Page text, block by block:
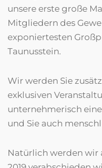
unsere erste große
Mitgliedern des
exponiertesten
Taunusstein.
Wir werden Sie
exklusiven
unternehmerisch
und Sie auch
Natürlich werden wir